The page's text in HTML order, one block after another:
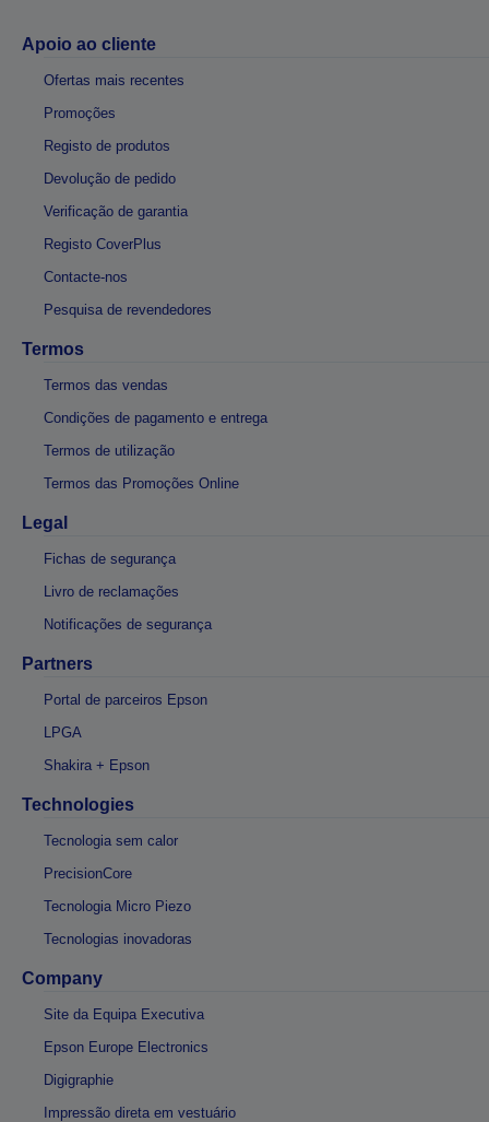
Apoio ao cliente
Ofertas mais recentes
Promoções
Registo de produtos
Devolução de pedido
Verificação de garantia
Registo CoverPlus
Contacte-nos
Pesquisa de revendedores
Termos
Termos das vendas
Condições de pagamento e entrega
Termos de utilização
Termos das Promoções Online
Legal
Fichas de segurança
Livro de reclamações
Notificações de segurança
Partners
Portal de parceiros Epson
LPGA
Shakira + Epson
Technologies
Tecnologia sem calor
PrecisionCore
Tecnologia Micro Piezo
Tecnologias inovadoras
Company
Site da Equipa Executiva
Epson Europe Electronics
Digigraphie
Impressão direta em vestuário